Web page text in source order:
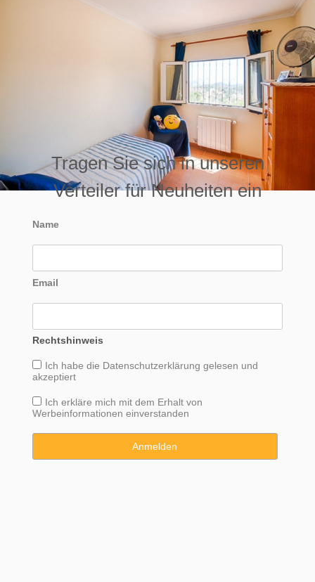
Tragen Sie sich in unseren
Verteiler für Neuheiten ein
Name
Email
Rechtshinweis
Ich habe die Datenschutzerklärung gelesen und
akzeptiert
Ich erkläre mich mit dem Erhalt von
Werbeinformationen einverstanden